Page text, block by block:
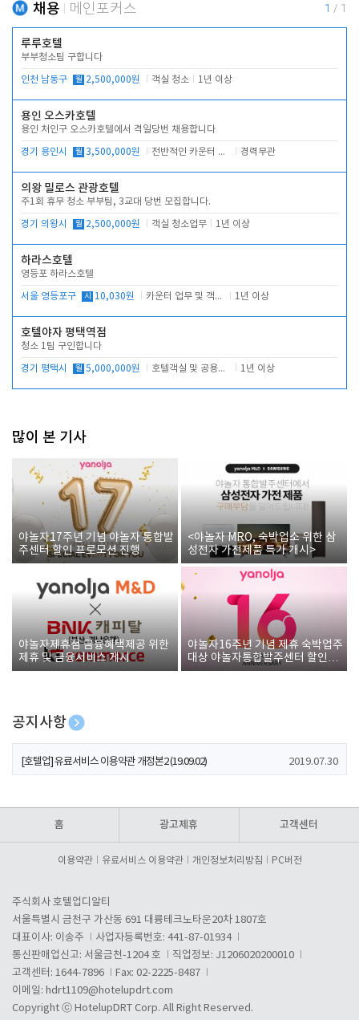
채용 메인포커스 1 / 1
루루호텔
부부청소팀 구합니다
인천 남동구 월 2,500,000원 객실 청소 1년 이상
용인 오스카호텔
용인 처인구 오스카호텔에서 격일당번 채용합니다
경기 용인시 월 3,500,000원 전반적인 카운터 업무 경력무관
의왕 밀로스 관광호텔
주1회 휴무 청소 부부팀, 3교대 당번 모집합니다.
경기 의왕시 월 2,500,000원 객실 청소업무 1년 이상
하라스호텔
영등포 하라스호텔
서울 영등포구 시 10,030원 카운터 업무 및 객실관리(청소상태 확인, 객실판매) 1년 이상
호텔야자 평택역점
청소 1팀 구인합니다
경기 평택시 월 5,000,000원 호텔객실 및 공용시설 청소 관리 1년 이상
많이 본 기사
야놀자17주년 기념 야놀자 통합발
주센터 할인 프로모션 진행
<야놀자 MRO, 숙박업소 위한 삼
성전자 가전제품 특가 개시>
야놀자제휴점 금융혜택제공 위한
제휴 및 금융서비스 게시
야놀자16주년 기념 제휴 숙박업주
대상 야놀자통합발주센터 할인쿠
폰 증정
공지사항
[호텔업] 개인정보 처리방침 개정본1 (19.09.02)
[호텔업] 유료서비스 이용약관 개정본2 (19.09.02) 2019.07.30
홈 광고제휴 고객센터
이용약관 유료서비스 이용약관 개인정보처리방침 PC버전
주식회사 호텔업디알티
서울특별시 금천구 가산동 691 대륭테크노타운20차 1807호
대표이사: 이송주
사업자등록번호: 441-87-01934
통신판매업신고: 서울금천-1204 호
직업정보: J1206020200010
고객센터: 1644-7896
Fax: 02-2225-8487
이메일: hdrt1109@hotelupdrt.com
Copyright ⓒ HotelupDRT Corp. All Right Reserved.